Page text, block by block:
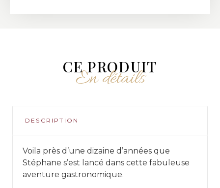
CE PRODUIT
En détails
DESCRIPTION
Voila près d’une dizaine d’années que
Stéphane s’est lancé dans cette fabuleuse
aventure gastronomique.